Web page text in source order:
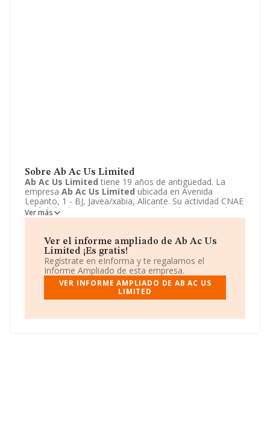
Sobre Ab Ac Us Limited
Ab Ac Us Limited tiene 19 años de antigüedad. La
empresa Ab Ac Us Limited ubicada en Avenida
Lepanto, 1 - BJ, Javea/xabia, Alicante. Su actividad CNAE
está definida como 6220 - Actividades de consultoría
informática y gestión de instalaciones informáticas. La
extranjeras.
Ver más
Ver el informe ampliado de Ab Ac Us
Limited ¡Es gratis!
Regístrate en eInforma y te regalamos el
Informe Ampliado de esta empresa.
VER INFORME AMPLIADO DE AB AC US
LIMITED